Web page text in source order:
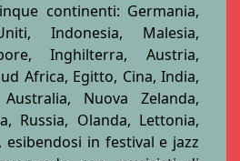
continenti: Germania,
Indonesia, Malesia,
Inghilterra, Austria,
Africa, Egitto, Cina, India,
Nuova Zelanda,
Russia, Olanda, Lettonia,
esibendosi in festival e jazz